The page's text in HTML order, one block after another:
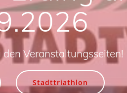
Veranstaltungsseiten!
Stadttriathlon